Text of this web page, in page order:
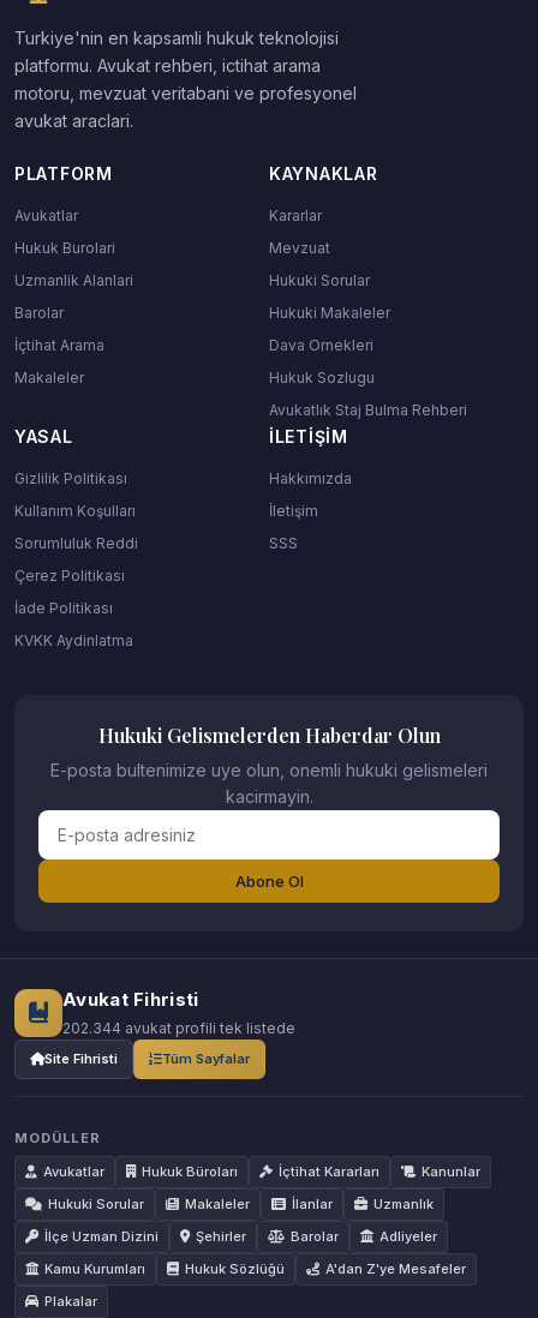
Turkiye'nin en kapsamli hukuk teknolojisi
platformu. Avukat rehberi, ictihat arama
motoru, mevzuat veritabani ve profesyonel
avukat araclari.
PLATFORM
Avukatlar
Hukuk Burolari
Uzmanlik Alanlari
Barolar
İçtihat Arama
Makaleler
KAYNAKLAR
Kararlar
Mevzuat
Hukuki Sorular
Hukuki Makaleler
Dava Ornekleri
Hukuk Sozlugu
Avukatlık Staj Bulma Rehberi
YASAL
Gizlilik Politikası
Kullanım Koşulları
Sorumluluk Reddi
Çerez Politikası
İade Politikası
KVKK Aydinlatma
İLETIŞIM
Hakkımızda
İletişim
SSS
Hukuki Gelismelerden Haberdar Olun
E-posta bultenimize uye olun, onemli hukuki gelismeleri
kacirmayin.
Abone Ol
Avukat Fihristi
202.344 avukat profili tek listede
Site Fihristi Tüm Sayfalar
MODÜLLER
Avukatlar
Hukuk Büroları İçtihat Kararları
Kanunlar
Hukuki Sorular
Makaleler İlanlar
Uzmanlık
İlçe Uzman Dizini
Şehirler Barolar
Adliyeler
Kamu Kurumları
Hukuk Sözlüğü
A'dan Z'ye Mesafeler
Plakalar